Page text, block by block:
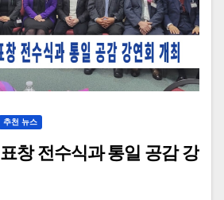
추천 뉴스
창 전수식과 통일 공감 강